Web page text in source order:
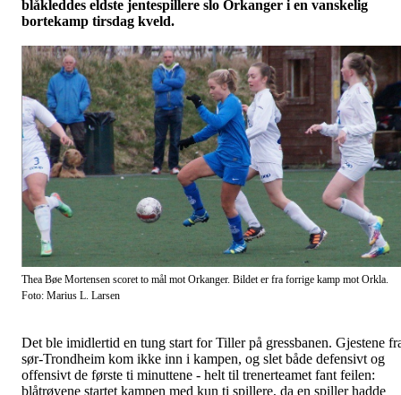
blåkleddes eldste jentespillere slo Orkanger i en vanskelig
bortekamp tirsdag kveld.
Thea Bøe Mortensen scoret to mål mot Orkanger. Bildet er fra forrige kamp mot Orkla.
Foto: Marius L. Larsen
Det ble imidlertid en tung start for Tiller på gressbanen. Gjestene
sør-Trondheim kom ikke inn i kampen, og slet både defensivt og
offensivt de første ti minuttene - helt til trenerteamet fant feilen:
blåtrøyene startet kampen med kun ti spillere, da en spiller hadde